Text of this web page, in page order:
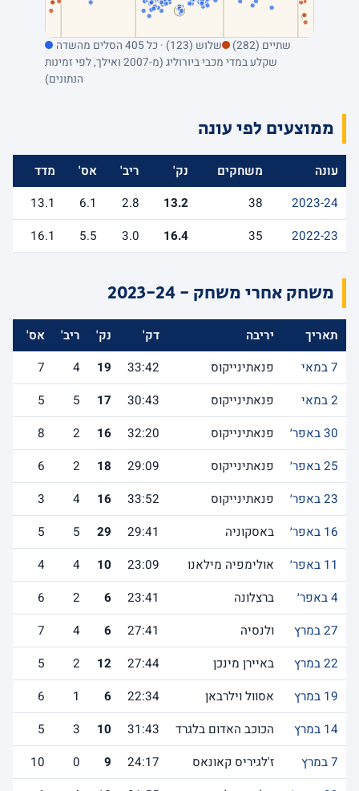
שתיים (282)
שלוש (123) · כל 405 הסלים מהשדה
שקלע במדי מכבי ביורוליג (מ-2007 ואילך, לפי זמינות
הנתונים)
ממוצעים לפי עונה
עונה משחקים נק' ריב' אס'
מדד
2023-24
38
13.2
2.8
6.1
13.1
2022-23
35
16.4
3.0
5.5
16.1
משחק אחרי משחק - 2023-24
תאריך יריבה דק' נק' ריב' אס'
7 במאי
פנאתינייקוס 33:42
19
4
7
2 במאי
פנאתינייקוס 30:43
17
5
5
30 באפר׳
פנאתינייקוס 32:20
16
2
8
25 באפר׳
פנאתינייקוס 29:09
18
2
6
23 באפר׳
פנאתינייקוס 33:52
16
4
3
16 באפר׳
באסקוניה 29:41
29
5
5
11 באפר׳
אולימפיה מילאנו 23:09
10
4
4
4 באפר׳
ברצלונה 23:41
6
2
6
27 במרץ
ולנסיה 27:41
6
4
7
22 במרץ
באיירן מינכן 27:44
12
2
5
19 במרץ
אסוול וילרבאן 22:34
6
1
6
14 במרץ
הכוכב האדום בלגרד 31:43
10
3
5
7 במרץ
ז'לגיריס קאונאס 24:17
9
0
10